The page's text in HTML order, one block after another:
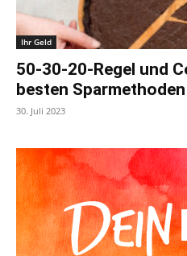
Ihr Geld
50-30-20-Regel und
besten Sparmethoden
30. Juli 2023